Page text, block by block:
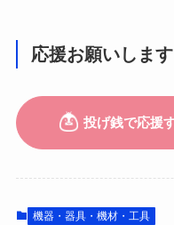
応援お願いします
機器・器具・機材・工具